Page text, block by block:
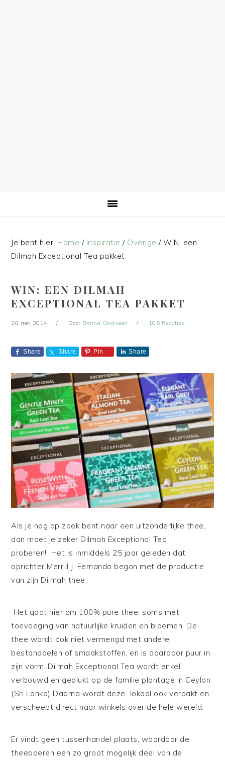
Je bent hier: Home / Inspiratie / Overige /WIN: een
Dilmah Exceptional Tea pakket
WIN: EEN DILMAH
EXCEPTIONAL TEA PAKKET
20 mei 2014 Door Betina Oostveen 106 Reacties
Share Share Pin Share
Als je nog op zoek bent naar een uitzonderlijke thee,
dan moet je zeker Dilmah Exceptional Tea
proberen!
Het is inmiddels 25 jaar geleden dat
oprichter Merrill J. Fernando begon met de productie
van zijn Dilmah thee.
Het gaat hier om 100% pure thee, soms met
toevoeging van natuurlijke kruiden en bloemen. De
thee wordt ook niet vermengd met andere
bestanddelen of smaakstoffen, en is daardoor puur in
zijn vorm. Dilmah Exceptional Tea wordt enkel
verbouwd en geplukt op de familie plantage in Ceylon
(Sri Lanka) Daarna wordt deze lokaal ook verpakt en
verscheept direct naar winkels over de hele wereld.
Er vindt geen tussenhandel plaats, waardoor de
theeboeren een zo groot mogelijk deel van de